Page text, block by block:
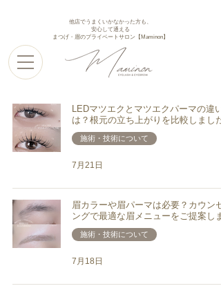
他店でうまくいかなかった方も、
安心して通える
まつげ・眉のプライベートサロン【Maminon】
LEDマツエクとマツエクパーマの違い
は？根元の立ち上がりを比較しました
施術・技術について
7月21日
眉カラーや眉パーマは必要？カウン
ングで最適な眉メニューをご提案し
施術・技術について
7月18日